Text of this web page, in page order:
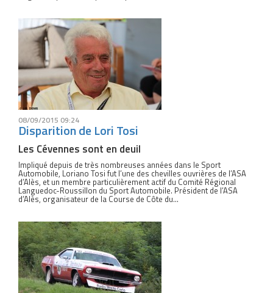
08/09/2015 09:24
Disparition de Lori Tosi
Les Cévennes sont en deuil
Impliqué depuis de très nombreuses années dans le Sport
Automobile, Loriano Tosi fut l’une des chevilles ouvrières de l’ASA
d’Alès, et un membre particulièrement actif du Comité Régional
Languedoc-Roussillon du Sport Automobile. Président de l’ASA
d’Alès, organisateur de la Course de Côte du...